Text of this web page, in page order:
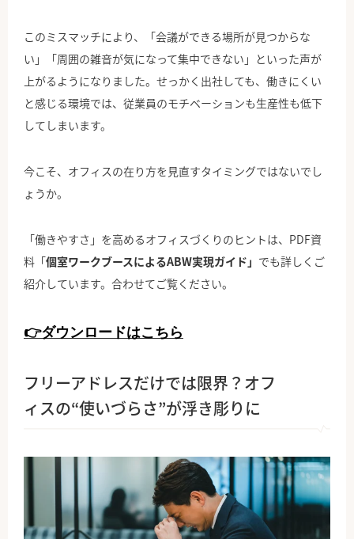
このミスマッチにより、「会議ができる場所が見つからな
い」「周囲の雑音が気になって集中できない」といった声が
上がるようになりました。せっかく出社しても、働きにくい
と感じる環境では、従業員のモチベーションも生産性も低下
してしまいます。
今こそ、オフィスの在り方を見直すタイミングではないでし
ょうか。
「働きやすさ」を高めるオフィスづくりのヒントは、PDF資
料「個室ワークブースによるABW実現ガイド」 でも詳しくご
紹介しています。合わせてご覧ください。
👉ダウンロードはこちら
フリーアドレスだけでは限界？オフ
ィスの“使いづらさ”が浮き彫りに